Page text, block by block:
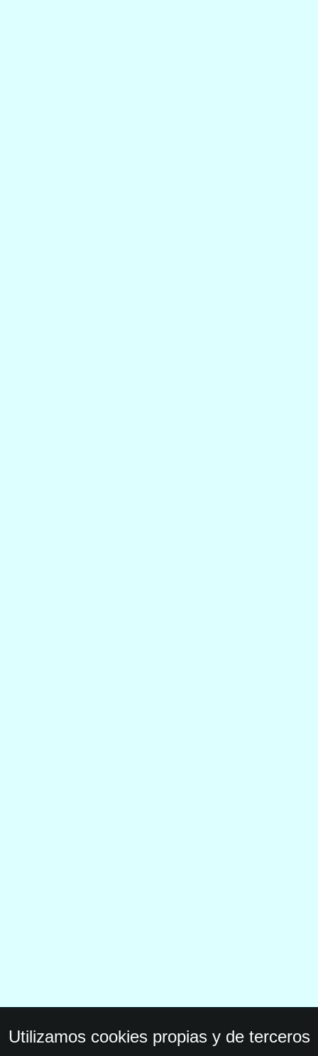
Utilizamos cookies propias y de terceros